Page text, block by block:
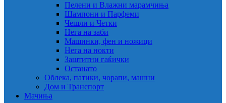
Пелени и Влажни марамчиња
Шампони и Парфеми
Чешли и Четки
Нега на заби
Машинки, фен и ножици
Нега на нокти
Заштитни гаќички
Останато
Облека, патики, чорапи, машни
Дом и Транспорт
Мачиња